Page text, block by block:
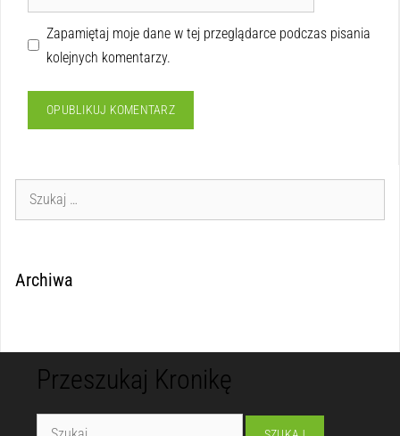
Zapamiętaj moje dane w tej przeglądarce podczas pisania
kolejnych komentarzy.
Archiwa
Przeszukaj Kronikę